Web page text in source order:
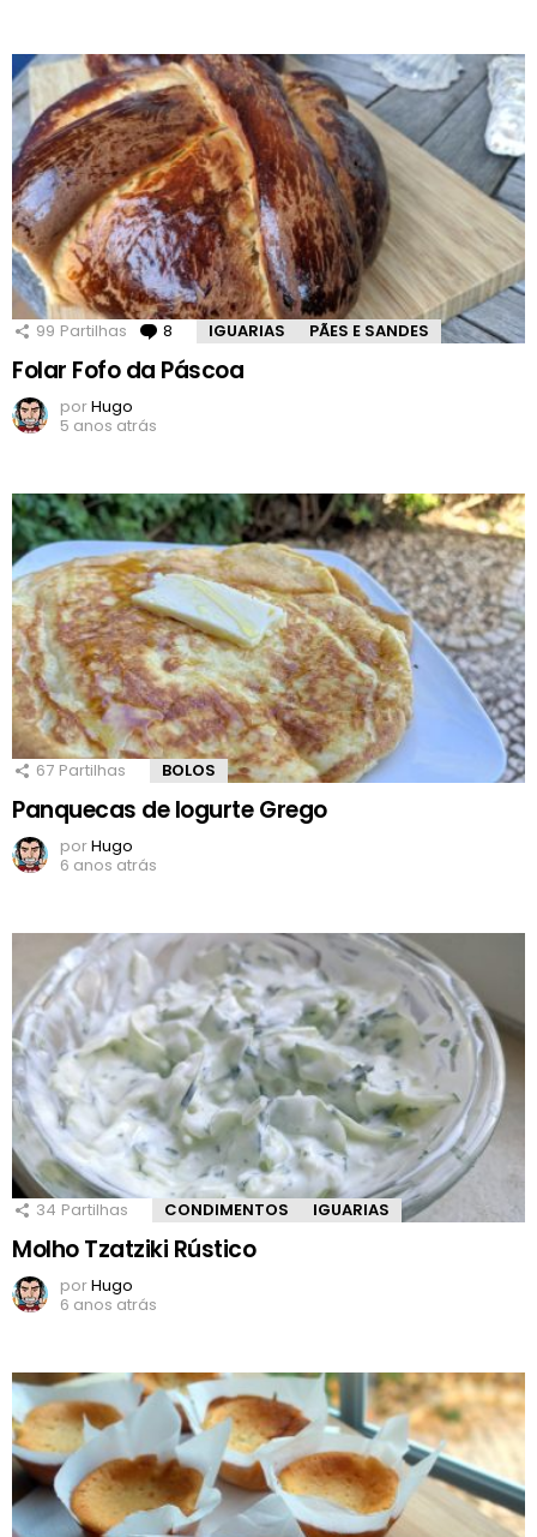
99 Partilhas 8 Comentários
IGUARIAS PÃES E SANDES
Folar Fofo da Páscoa
porHugo
5 anos atrás
67 Partilhas BOLOS
Panquecas de Iogurte Grego
porHugo
6 anos atrás
34 Partilhas CONDIMENTOS IGUARIAS
Molho Tzatziki Rústico
porHugo
6 anos atrás